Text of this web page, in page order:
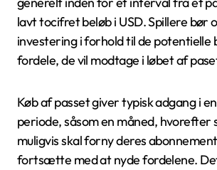
lavt tocifret beløb i USD. Spillere bør
investering i forhold til de potentielle
fordele, de vil modtage i løbet af
Køb af passet giver typisk adgang i
periode, såsom en måned, hvorefter
muligvis skal forny deres
fortsætte med at nyde fordelene.